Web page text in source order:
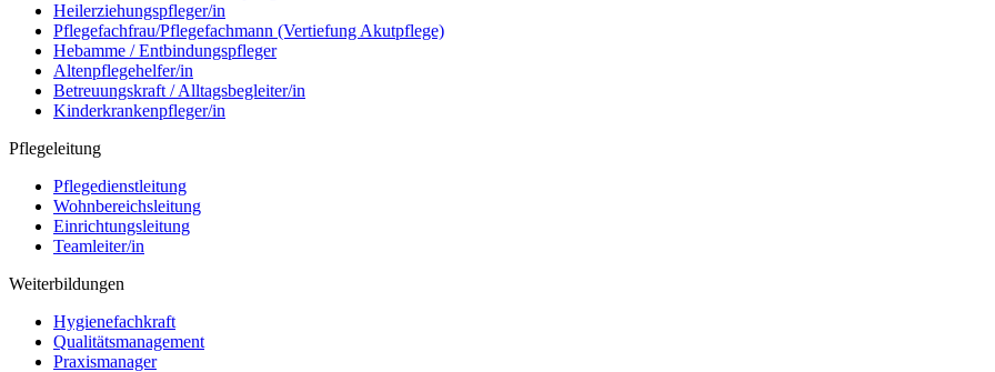
Heilerziehungspfleger/in
Pflegefachfrau/Pflegefachmann (Vertiefung Akutpflege)
Hebamme / Entbindungspfleger
Altenpflegehelfer/in
Betreuungskraft / Alltagsbegleiter/in
Kinderkrankenpfleger/in
Pflegeleitung
Pflegedienstleitung
Wohnbereichsleitung
Einrichtungsleitung
Teamleiter/in
Weiterbildungen
Hygienefachkraft
Qualitätsmanagement
Praxismanager